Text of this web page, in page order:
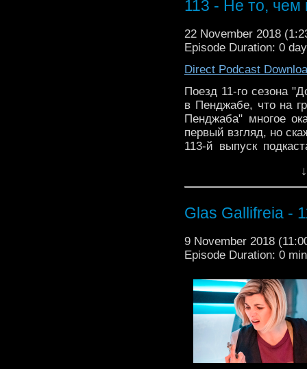
delaet ocherednuiu
Pakistanom. V istorii
sovsem tem, chem
Eto 113-i vypusk
Kto” vo vsem
mysli i voprosy v
113 - Не то, чем
22 November 2018
Episode Duration: 0
Direct Podcast
Поезд 11-го сезона
в Пенджабе, что на
Пенджаба" многое
первый взгляд, но
113-й выпуск
свои мысли и
Glas Gallifreia -
9 November 2018
Episode Duration: 0